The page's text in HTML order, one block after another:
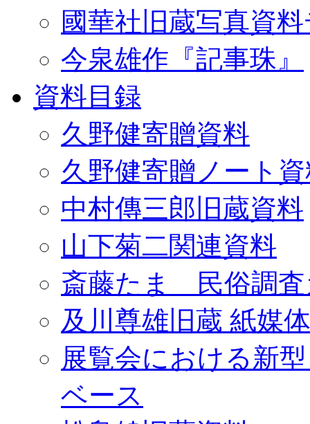
國華社旧蔵写真資
今泉雄作『記事珠』
資料目録
久野健寄贈資料
久野健寄贈ノート
中村傳三郎旧蔵資料
山下菊二関連資料
斎藤たま 民俗調査
及川尊雄旧蔵 紙媒
展覧会における新
ベース